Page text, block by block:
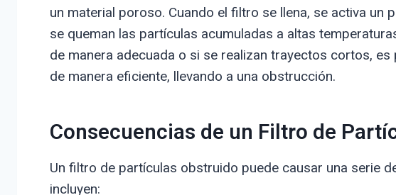
un material poroso. Cuando el filtro se llena, se activa un
se queman las partículas acumuladas a altas
de manera adecuada o si se realizan trayectos cortos,
de manera eficiente, llevando a una obstrucción.
Consecuencias de un Filtro de
Un filtro de partículas obstruido puede causar una serie
incluyen: